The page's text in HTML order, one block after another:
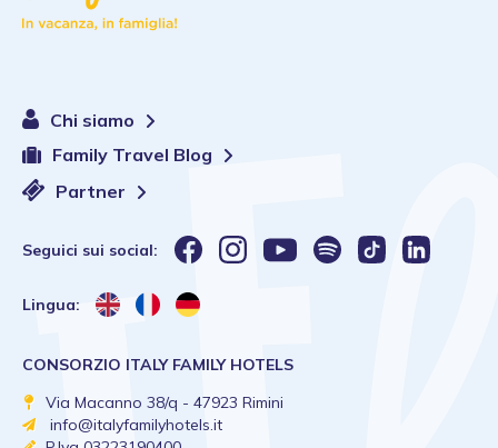
Chi siamo
Family Travel Blog
Partner
Seguici sui social:
Lingua:
CONSORZIO ITALY FAMILY HOTELS
Via Macanno 38/q - 47923 Rimini
info@italyfamilyhotels.it